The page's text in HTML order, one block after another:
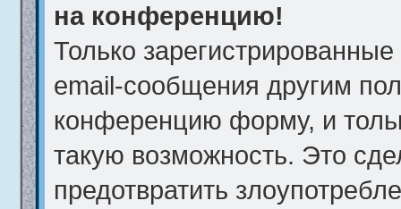
на конференцию!
Только
email-сообщения другим
конференцию форму, и
такую возможность. Это
предотвратить